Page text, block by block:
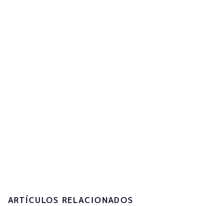
ARTÍCULOS RELACIONADOS